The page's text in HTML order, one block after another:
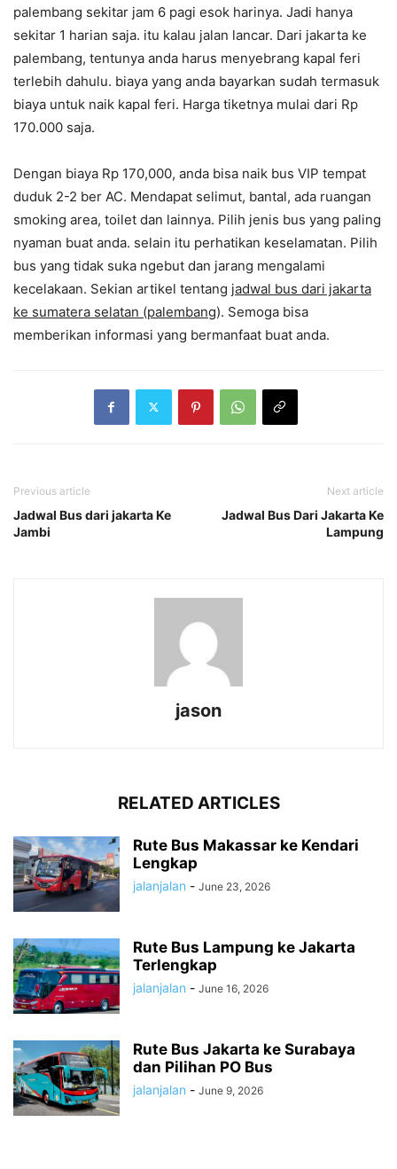
palembang sekitar jam 6 pagi esok harinya. Jadi hanya
sekitar 1 harian saja. itu kalau jalan lancar. Dari jakarta ke
palembang, tentunya anda harus menyebrang kapal feri
terlebih dahulu. biaya yang anda bayarkan sudah termasuk
biaya untuk naik kapal feri. Harga tiketnya mulai dari Rp
170.000 saja.
Dengan biaya Rp 170,000, anda bisa naik bus VIP tempat
duduk 2-2 ber AC. Mendapat selimut, bantal, ada ruangan
smoking area, toilet dan lainnya. Pilih jenis bus yang paling
nyaman buat anda. selain itu perhatikan keselamatan. Pilih
bus yang tidak suka ngebut dan jarang mengalami
kecelakaan. Sekian artikel tentang jadwal bus dari jakarta
ke sumatera selatan (palembang). Semoga bisa
memberikan informasi yang bermanfaat buat anda.
Previous article
Jadwal Bus dari jakarta Ke
Jambi
Next article
Jadwal Bus Dari Jakarta Ke
Lampung
jason
RELATED ARTICLES
Rute Bus Makassar ke Kendari
Lengkap
jalanjalan - June 23, 2026
Rute Bus Lampung ke Jakarta
Terlengkap
jalanjalan - June 16, 2026
Rute Bus Jakarta ke Surabaya
dan Pilihan PO Bus
jalanjalan - June 9, 2026